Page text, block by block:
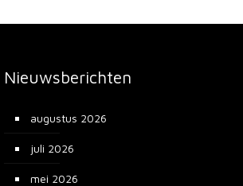
Nieuwsberichten
augustus 2026
juli 2026
mei 2026